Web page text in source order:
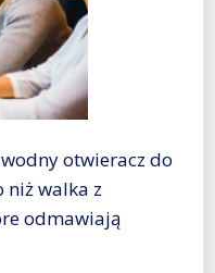
otwieracz do
niż walka z
odmawiają